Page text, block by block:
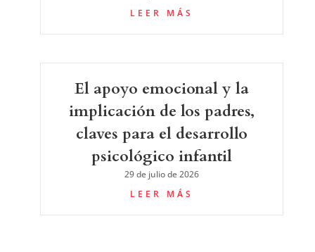
LEER MÁS
El apoyo emocional y la
implicación de los padres,
claves para el desarrollo
psicológico infantil
29 de julio de 2026
LEER MÁS